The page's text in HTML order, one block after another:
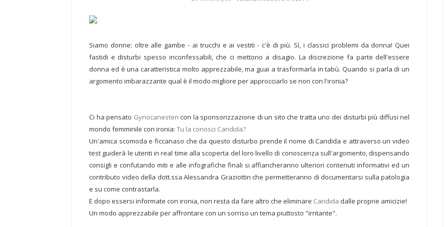
Siamo donne: oltre alle gambe - ai trucchi e ai vestiti - c'è di più. Sì, i classici problemi da donna! Quei
fastidi e disturbi spesso inconfessabili, che ci mettono a disagio. La discrezione fa parte dell'essere
donna ed è una caratteristica molto apprezzabile, ma guai a trasformarla in tabù. Quando si parla di un
argomento imbarazzante qual è il modo migliore per approcciarlo se non con l'ironia?
Ci ha pensato Gynocanesten con la sponsorizzazione di un sito che tratta uno dei disturbi più diffusi nel
mondo femminile con ironia: Tu la conosci Candida?
Un'amica scomoda e ficcanaso che da questo disturbo prende il nome di Candida e attraverso un video
test guiderà le utenti in real time alla scoperta del loro livello di conoscenza sull'argomento, dispensando
consigli e confutando miti e alle infografiche finali si affiancheranno ulteriori contenuti informativi ed un
contributo video della dott.ssa Alessandra Graziottin che permetteranno di documentarsi sulla patologia
e su come contrastarla.
E dopo essersi informate con ironia, non resta da fare altro che eliminare Candida dalle proprie amicizie!
Un modo apprezzabile per affrontare con un sorriso un tema piuttosto "irritante".